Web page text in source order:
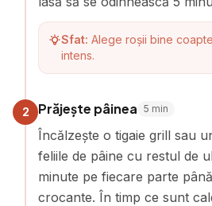
Sfat: Alege roșii bine
intens.
2 Prăjește pâinea 5 min
Încălzește o tigaie grill sau
feliile de pâine cu restul de
minute pe fiecare parte
crocante. În timp ce sunt